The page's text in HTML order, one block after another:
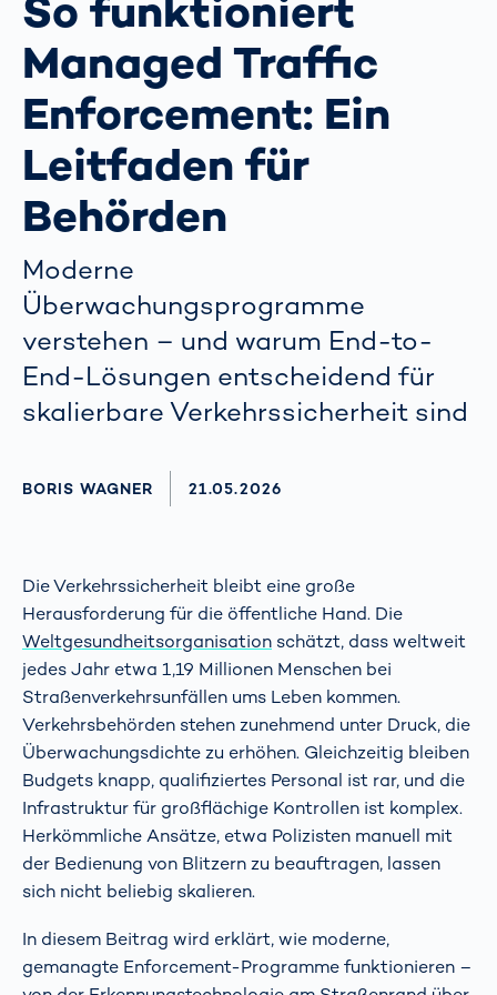
So funktioniert
Managed Traffic
Enforcement: Ein
Leitfaden für
Behörden
Moderne
Überwachungsprogramme
verstehen – und warum End-to-
End-Lösungen entscheidend für
skalierbare Verkehrssicherheit sind
AUTHOR
BORIS WAGNER AKTUALISIERT AM:
21.05.2026
Die Verkehrssicherheit bleibt eine große
Herausforderung für die öffentliche Hand. Die
Weltgesundheitsorganisation schätzt, dass weltweit
jedes Jahr etwa 1,19 Millionen Menschen bei
Straßenverkehrsunfällen ums Leben kommen.
Verkehrsbehörden stehen zunehmend unter Druck, die
Überwachungsdichte zu erhöhen. Gleichzeitig bleiben
Budgets knapp, qualifiziertes Personal ist rar, und die
Infrastruktur für großflächige Kontrollen ist komplex.
Herkömmliche Ansätze, etwa Polizisten manuell mit
der Bedienung von Blitzern zu beauftragen, lassen
sich nicht beliebig skalieren.
In diesem Beitrag wird erklärt, wie moderne,
gemanagte Enforcement-Programme funktionieren –